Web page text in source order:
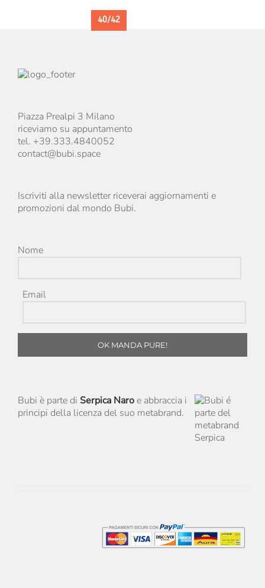
40/42
Piazza Prealpi 3 Milano
riceviamo su appuntamento
tel. +39.333.4840052
contact@bubi.space
Iscriviti alla newsletter riceverai aggiornamenti e
promozioni dal mondo Bubi.
Nome
Email
OK MANDA PURE!
Bubi è parte di Serpica Naro e abbraccia i
principi della licenza del suo metabrand.